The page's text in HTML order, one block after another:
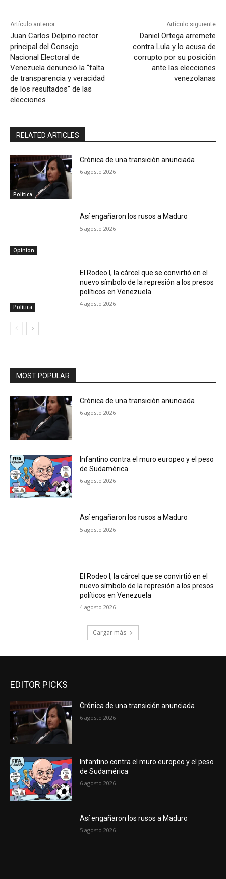
Artículo anterior
Juan Carlos Delpino rector
principal del Consejo
Nacional Electoral de
Venezuela denunció la “falta
de transparencia y veracidad
de los resultados” de las
elecciones
Artículo siguiente
Daniel Ortega arremete
contra Lula y lo acusa de
corrupto por su posición
ante las elecciones
venezolanas
RELATED ARTICLES
Política
Crónica de una transición anunciada
6 agosto 2026
Opinion
Así engañaron los rusos a Maduro
5 agosto 2026
Política
El Rodeo I, la cárcel que se convirtió en el
nuevo símbolo de la represión a los presos
políticos en Venezuela
4 agosto 2026
MOST POPULAR
Crónica de una transición anunciada
6 agosto 2026
Infantino contra el muro europeo y el peso
de Sudamérica
6 agosto 2026
Así engañaron los rusos a Maduro
5 agosto 2026
El Rodeo I, la cárcel que se convirtió en el
nuevo símbolo de la represión a los presos
políticos en Venezuela
4 agosto 2026
Cargar más
EDITOR PICKS
Crónica de una transición anunciada
6 agosto 2026
Infantino contra el muro europeo y el peso
de Sudamérica
6 agosto 2026
Así engañaron los rusos a Maduro
5 agosto 2026